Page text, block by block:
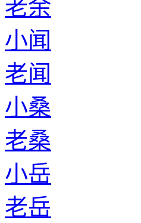
老余
小闻
老闻
小桑
老桑
小岳
老岳